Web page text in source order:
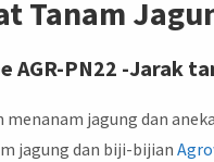
Tanam
AGR-PN22 -Jarak
menanam jagung dan
jagung dan biji-bijian